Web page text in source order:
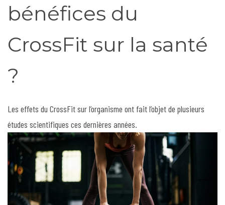
bénéfices du
CrossFit sur la santé
?
Les effets du CrossFit sur l’organisme ont fait l’objet de plusieurs
études scientifiques ces dernières années.